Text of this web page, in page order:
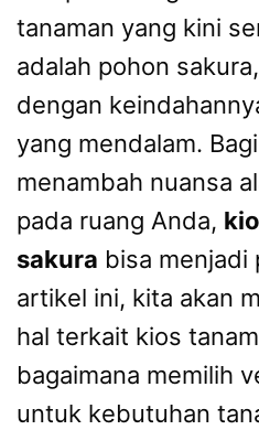
tanaman yang kini
adalah pohon
dengan
yang mendalam.
menambah nuansa
pada ruang Anda,
sakura bisa menjadi
artikel ini, kita akan
hal terkait kios
bagaimana memilih
untuk kebutuhan